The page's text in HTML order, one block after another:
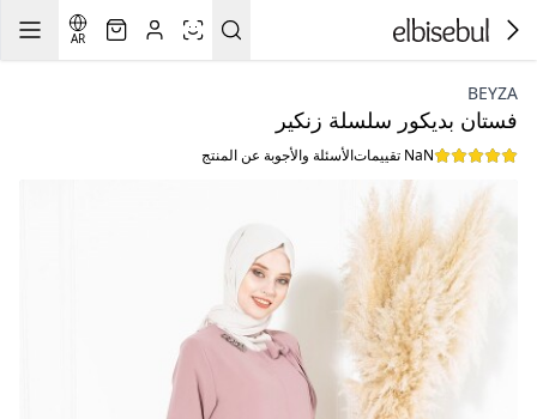
AR
BEYZA
فستان بديكور سلسلة زنكير
NaN تقييمات الأسئلة والأجوبة عن المنتج